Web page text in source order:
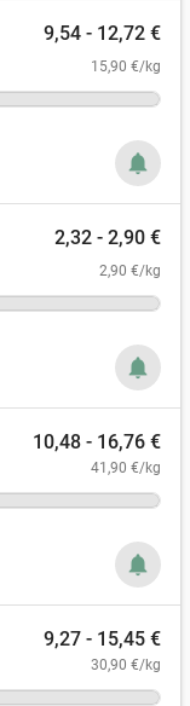
9,54 - 12,72 €
15,90 €/kg
notifications
2,32 - 2,90 €
2,90 €/kg
notifications
10,48 - 16,76 €
41,90 €/kg
notifications
9,27 - 15,45 €
30,90 €/kg